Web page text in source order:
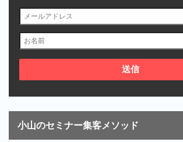
小山のセミナー集客メソッド